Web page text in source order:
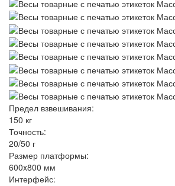
Предел взвешивания:
150 кг
Точность:
20/50 г
Размер платформы:
600x800 мм
Интерфейс: